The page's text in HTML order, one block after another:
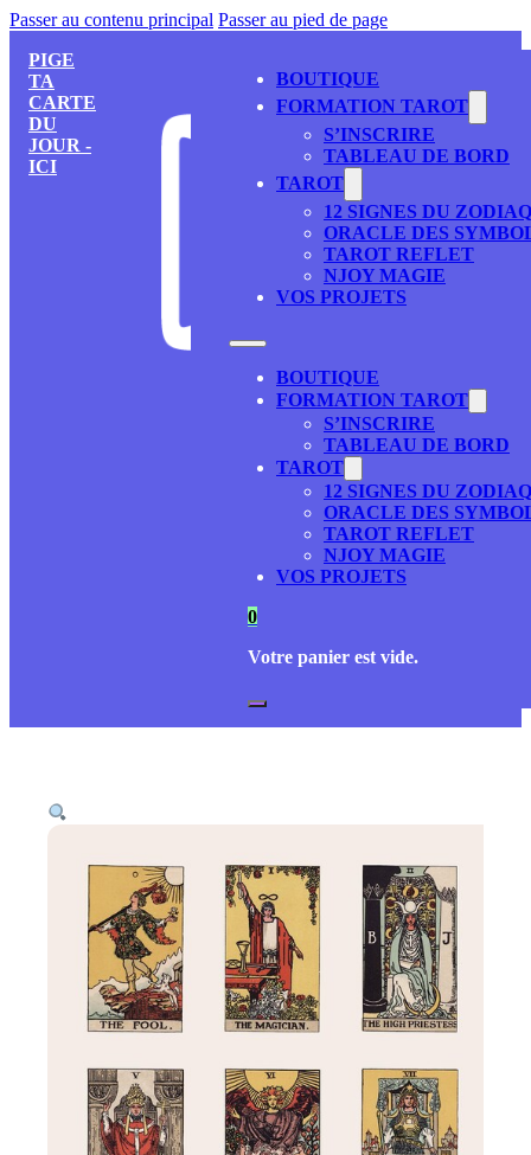
Passer au contenu principal Passer au pied de page
PIGE
TA
CARTE
DU
JOUR -
ICI
BOUTIQUE
FORMATION TAROT
S’INSCRIRE
TABLEAU DE BORD
TAROT
12 SIGNES DU
ORACLE DES
TAROT REFLET
NJOY MAGIE
VOS PROJETS
BOUTIQUE
FORMATION TAROT
S’INSCRIRE
TABLEAU DE BORD
TAROT
12 SIGNES DU
ORACLE DES
TAROT REFLET
NJOY MAGIE
VOS PROJETS
0
Votre panier est vide.